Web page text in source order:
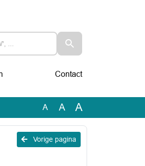
Contact
A A A
Vorige pagina